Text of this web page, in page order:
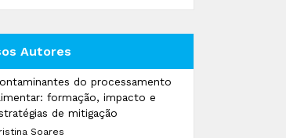
Autores
do processamento
formação, impacto e
de mitigação
Soares